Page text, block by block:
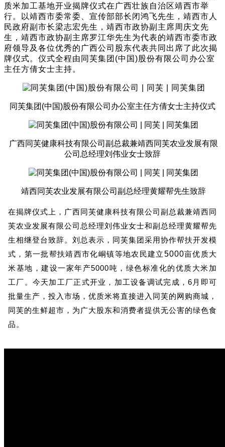
质米加工基地开业揭牌仪式在广西壮族自治区靖西市举
行。以靖西市委常委、宣传部部长闭鸿飞先生，靖西市人
民政府副市长梁志宏先生，靖西市政协副主席周庆文先
生，靖西市政协副主席罗江华先生为代表的靖西市委市政
府领导及各位优秀的广西公司股东代表共同出席了此次揭
牌仪式。仪式全程由同芙集团(中国)股份有限公司办公室
主任方倩女士主持。
同芙集团 (中国)股份有限公司办公室主任方倩女士主持仪式
广西同芙健康科技有限公司副总裁兼靖西同芙农业发展有限
公司总经理刘伟业女士致辞
靖西同芙农业发展有限公司副总经理黄耀帮先生致辞
在揭牌仪式上，广西同芙健康科技有限公司副总裁兼靖西同
芙农业发展有限公司总经理刘伟业女士和副总经理黄耀帮先
生相继登台致辞。刘总表示，同芙集团采用协作帮扶开发模
式，第一批帮扶靖西市化峒镇等地农民建立5000亩优质大
米基地，建设一家年产5000吨，绿色标准化的优质大米加
工厂。今天加工厂正式开业，加工设备调试完成，6 月即可
批量生产，投入市场，优质米将直接进入同芙的网购商城，
同芙的生鲜超市，为广大股东和消费者提供无公害的绿色食
品。